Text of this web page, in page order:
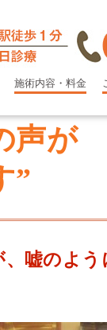
施術内容・料金
声が
”
嘘のよう